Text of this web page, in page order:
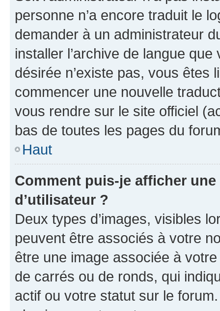
personne n’a encore traduit le
demander à un administrateur
installer l’archive de langue
désirée n’existe pas, vous êtes
commencer une nouvelle
vous rendre sur le site officiel
bas de toutes les pages du
Haut
Comment puis-je afficher
d’utilisateur ?
Deux types d’images, visibles
peuvent être associés à votre
être une image associée à
de carrés ou de ronds, qui
actif ou votre statut sur le